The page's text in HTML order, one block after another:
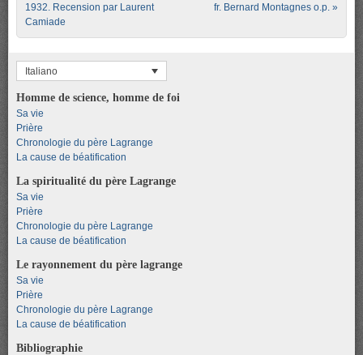
1932. Recension par Laurent
Camiade
fr. Bernard Montagnes o.p. »
Italiano
Homme de science, homme de foi
Sa vie
Prière
Chronologie du père Lagrange
La cause de béatification
La spiritualité du père Lagrange
Sa vie
Prière
Chronologie du père Lagrange
La cause de béatification
Le rayonnement du père lagrange
Sa vie
Prière
Chronologie du père Lagrange
La cause de béatification
Bibliographie